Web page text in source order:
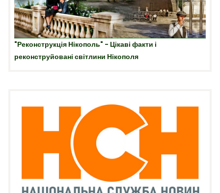
"Реконструкція Нікополь" - Цікаві факти і
реконструйовані світлини Нікополя